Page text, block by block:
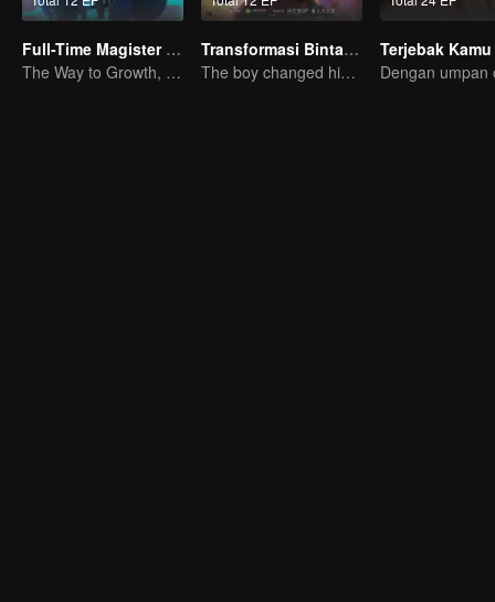
Full-Time Magister SS1
The Way to Growth, Encouragement and Self-improvement
Transformasi Bintang S1
The boy changed his life into a king
Terjebak Kamu